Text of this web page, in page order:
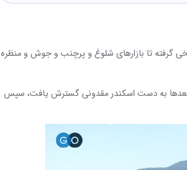
گرفته تا بازارهای شلوغ و پرچنب و جوش و منظره
بعدها به دست اسکندر مقدونی گسترش یافت، سپس